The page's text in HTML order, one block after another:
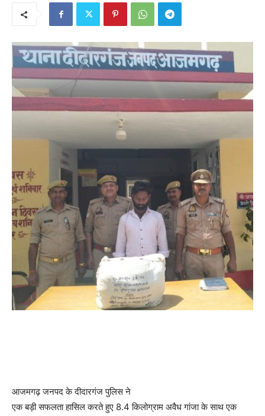
आजमगढ़ जनपद के दीदारगंज पुलिस ने
एक बड़ी सफलता हासिल करते हुए 8.4 किलोग्राम अवैध गांजा के साथ एक